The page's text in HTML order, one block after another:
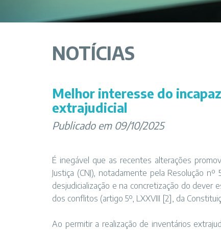
NOTÍCIAS
Melhor interesse do
extrajudicial
Publicado em 09/10/2025
É inegável que as recentes alterações
Justiça (CNJ), notadamente pela Resolução
desjudicialização e na concretização do dever
dos conflitos (artigo 5º, LXXVIII [2] , da
Ao permitir a realização de inventários